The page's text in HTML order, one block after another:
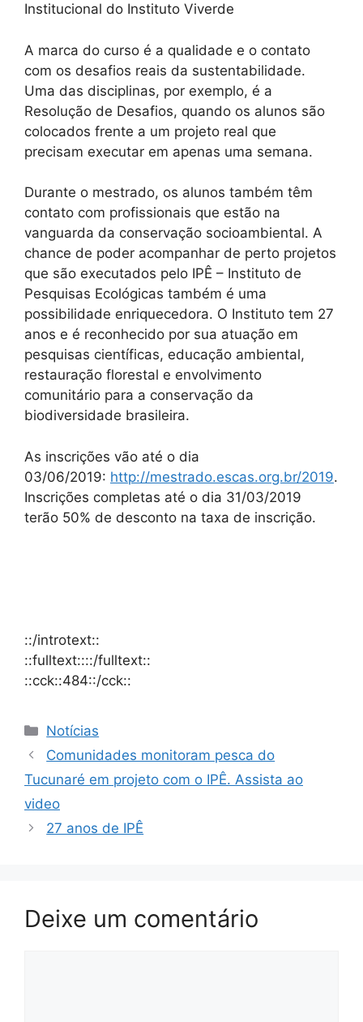
Institucional do Instituto Viverde
A marca do curso é a qualidade e o contato
com os desafios reais da sustentabilidade.
Uma das disciplinas, por exemplo, é a
Resolução de Desafios, quando os alunos são
colocados frente a um projeto real que
precisam executar em apenas uma semana.
Durante o mestrado, os alunos também têm
contato com profissionais que estão na
vanguarda da conservação socioambiental. A
chance de poder acompanhar de perto projetos
que são executados pelo IPÊ – Instituto de
Pesquisas Ecológicas também é uma
possibilidade enriquecedora. O Instituto tem 27
anos e é reconhecido por sua atuação em
pesquisas científicas, educação ambiental,
restauração florestal e envolvimento
comunitário para a conservação da
biodiversidade brasileira.
As inscrições vão até o dia
03/06/2019: http://mestrado.escas.org.br/2019.
Inscrições completas até o dia 31/03/2019
terão 50% de desconto na taxa de inscrição.
::/introtext::
::fulltext::::/fulltext::
::cck::484::/cck::
Notícias
Comunidades monitoram pesca do
Tucunaré em projeto com o IPÊ. Assista ao
video
27 anos de IPÊ
Deixe um comentário